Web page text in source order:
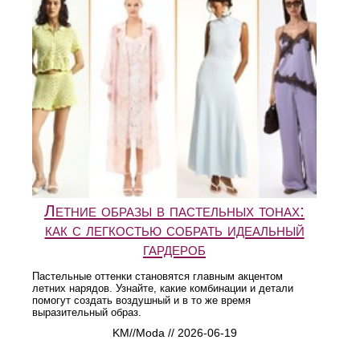
Летние образы в пастельных тонах:
как с легкостью собрать идеальный
гардероб
Пастельные оттенки становятся главным акцентом
летних нарядов. Узнайте, какие комбинации и детали
помогут создать воздушный и в то же время
выразительный образ.
KM//Moda // 2026-06-19